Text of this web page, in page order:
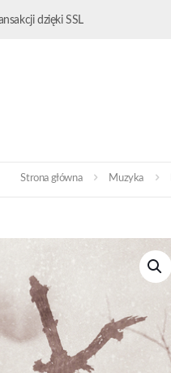
dzięki SSL
Strona główna Muzyka